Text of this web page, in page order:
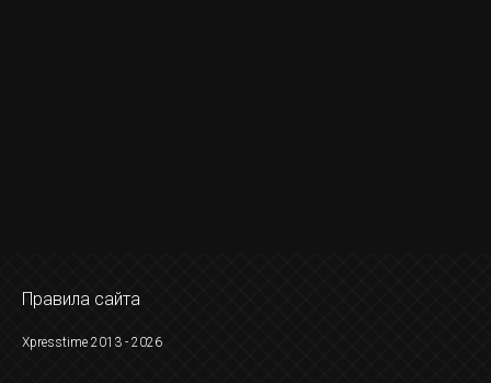
Правила сайта
Xpresstime 2013 - 2026